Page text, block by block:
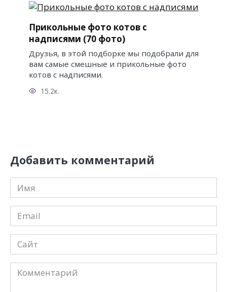
Прикольные фото котов с
надписями (70 фото)
Друзья, в этой подборке мы подобрали для
вам самые смешные и прикольные фото
котов с надписями.
15.2к.
Добавить комментарий
Имя
*
Email
*
Сайт
Комментарий